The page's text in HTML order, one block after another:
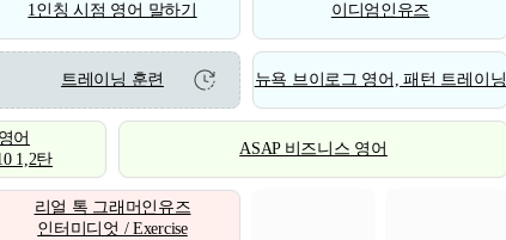
1인칭 시점 영어 말하기 이디엄인유즈
트레이닝 훈련 뉴욕 브이로그 영어, 패턴 트레이닝
어
1,2탄
ASAP 비즈니스 영어
리얼 톡 그래머인유즈
인터미디엇 / Exercise